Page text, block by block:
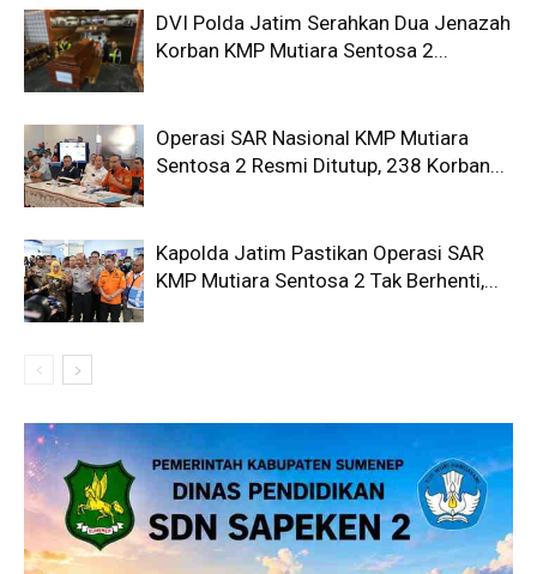
DVI Polda Jatim Serahkan Dua Jenazah
Korban KMP Mutiara Sentosa 2...
Operasi SAR Nasional KMP Mutiara
Sentosa 2 Resmi Ditutup, 238 Korban...
Kapolda Jatim Pastikan Operasi SAR
KMP Mutiara Sentosa 2 Tak Berhenti,...